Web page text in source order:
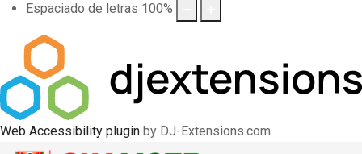
Espaciado de letras 100%
Web Accessibility plugin by DJ-Extensions.com